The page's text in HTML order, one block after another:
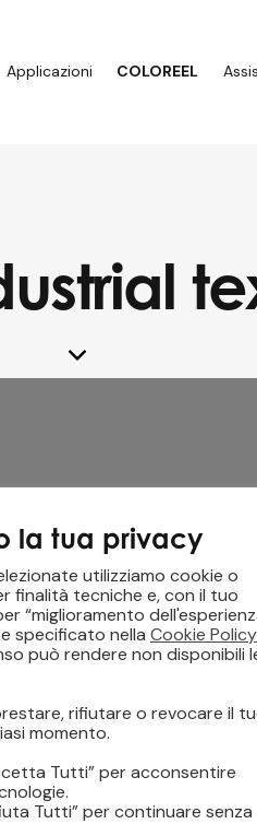
Applicazioni COLOREEL
la tua privacy
utilizziamo cookie o
finalità tecniche e, con il tuo
“miglioramento
specificato nella Cookie Policy
può rendere non disponibili
rifiutare o revocare il
momento.
Tutti” per acconsentire
Tutti” per continuare senza